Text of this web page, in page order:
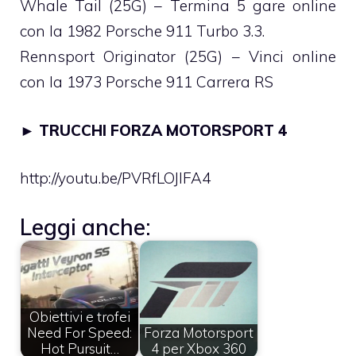
Whale Tail (25G) – Termina 5 gare online
con la 1982 Porsche 911 Turbo 3.3.
Rennsport Originator (25G) – Vinci online
con la 1973 Porsche 911 Carrera RS
► TRUCCHI FORZA MOTORSPORT 4
http://youtu.be/PVRfLOJlFA4
Leggi anche:
Obiettivi e trofei
Need For Speed:
Hot Pursuit…
Forza Motorsport
4 per Xbox 360